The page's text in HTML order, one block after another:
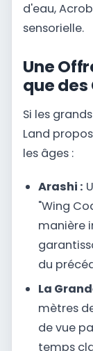
d'eau,
sensorielle.
Une
que
Si les
Land
les âges :
Arashi :
"Wing
manière
du
La
mètres
de vue
temps